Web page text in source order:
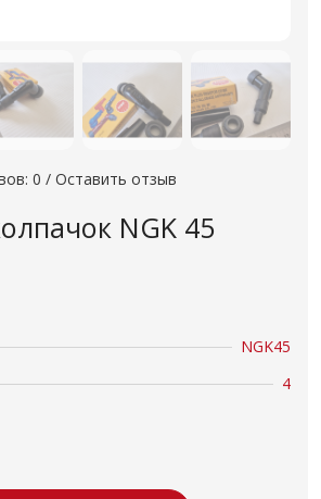
0 / Оставить отзыв
NGK 45
NGK45
4